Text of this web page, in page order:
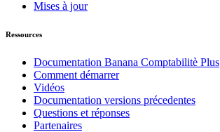
Mises à jour
Ressources
Documentation Banana Comptabilitè Plus
Comment démarrer
Vidéos
Documentation versions précedentes
Questions et réponses
Partenaires